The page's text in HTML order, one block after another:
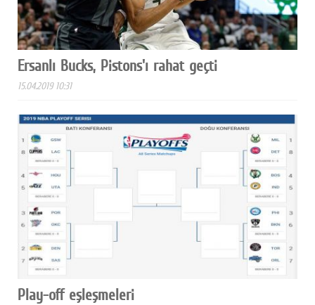
Ersanlı Bucks, Pistons'ı rahat geçti
15.04.2019 10:31
Play-off eşleşmeleri